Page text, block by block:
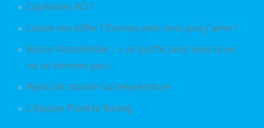
Capitaines KO !
Laisse moi kiffer l'Europe avec ceux que j'aime !
Marco Rosenfelder : « Je quitte Lens mais la vie
ne se termine pas »
Raon fait monter la température
L'équipe Planète Racing